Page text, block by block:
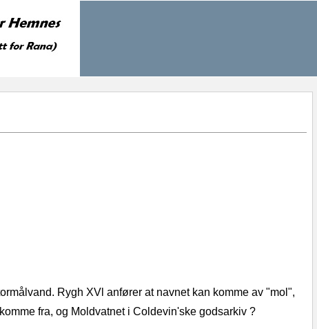
Rygh XVl anfører at navnet kan komme av "mol",
fra, og Moldvatnet i Coldevin'ske godsarkiv ?